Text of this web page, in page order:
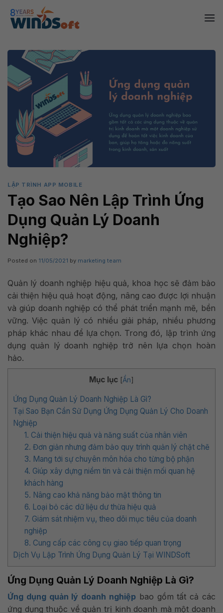
content
LẬP TRÌNH APP MOBILE
Tạo Sao Nên Lập Trình Ứng
Dụng Quản Lý Doanh
Nghiệp?
Posted on 11/05/2021 by marketing team
Quản lý doanh nghiệp hiệu quả, khoa học sẽ đảm bảo
cải thiện hiệu quả hoạt động, nâng cao được lợi nhuận
và giúp doanh nghiệp có thể phát triển mạnh mẽ, bền
vững. Việc quản lý có nhiều giải pháp, nhiều phương
pháp khác nhau để lựa chọn. Trong đó, lập trình ứng
dụng quản lý doanh nghiệp trở nên lựa chọn hoàn
hảo.
Mục lục [Ẩn]
Ứng Dụng Quản Lý Doanh Nghiệp Là Gì?
Tại Sao Bạn Cần Sử Dụng Ứng Dụng Quản Lý Cho Doanh
Nghiệp
1. Cải thiện hiệu quả và năng suất của nhân viên
2. Đơn giản nhưng đảm bảo quy trình quản lý chặt chẽ
3. Mang tới sự chuyên môn hóa cho từng bộ phận
4. Giúp xây dựng niềm tin và cải thiện mối quan hệ
khách hàng
5. Nâng cao khả năng bảo mật thông tin
6. Loại bỏ các dữ liệu dư thừa hiệu quả
7. Giám sát nhiệm vụ, theo dõi mục tiêu của doanh
nghiệp
8. Cung cấp các công cụ giao tiếp quan trọng
Dịch Vụ Lập Trình Ứng Dụng Quản Lý Tại WINDSoft
Ứng Dụng Quản Lý Doanh Nghiệp Là Gì?
Ứng dụng quản lý doanh nghiệp bao gồm tất cả các
ứng dụng thuộc về quản trị kinh doanh mà một doanh